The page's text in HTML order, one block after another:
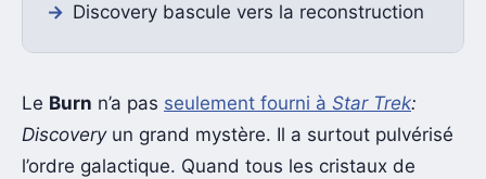
Discovery bascule vers la reconstruction
Le Burn n’a pas seulement fourni à Star Trek:
Discoveryun grand mystère. Il a surtout pulvérisé
l’ordre galactique. Quand tous les cristaux de